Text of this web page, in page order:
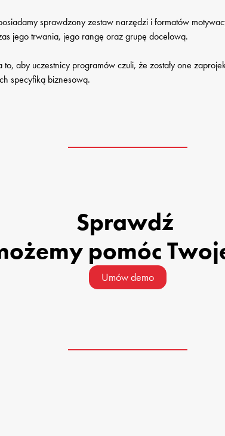
sprawdzony zestaw narzędzi i formatów
jego trwania, jego rangę oraz grupę docelową.
to, aby uczestnicy programów czuli, że zostały one
specyfiką biznesową.
Sprawdź
pomóc
Umów demo